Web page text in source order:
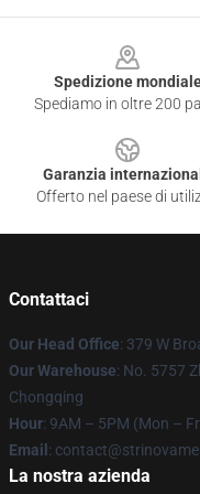
Spedizione
Spediamo in oltre 200
Garanzia
Offerto nel paese di
Contattaci
Our Head Office: 379 W
Our Warehouse: No. 5757
Chongqing
Hour: 9AM – 5PM (Mon –
Email :
La nostra azienda